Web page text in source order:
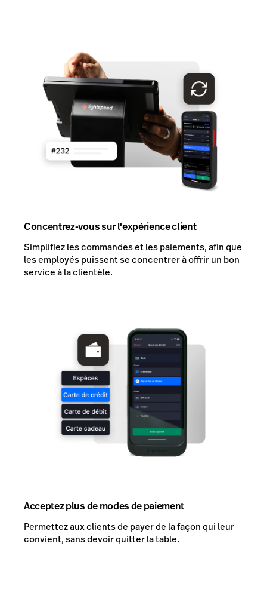
Concentrez-vous sur l'expérience client
Simplifiez les commandes et les paiements, afin que
les employés puissent se concentrer à offrir un bon
service à la clientèle.
Acceptez plus de modes de paiement
Permettez aux clients de payer de la façon qui leur
convient, sans devoir quitter la table.